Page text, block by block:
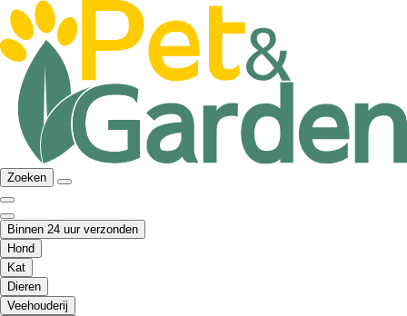
Zoeken
Binnen 24 uur verzonden
Hond
Kat
Dieren
Veehouderij